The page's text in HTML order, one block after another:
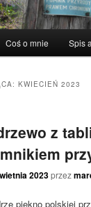
Coś o mnie Spis
KWIECIEŃ 2023
z
2023przez
piękno polskiej